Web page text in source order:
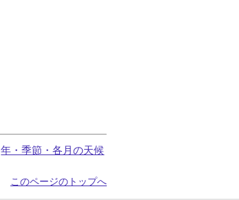
年・季節・各月の天候
このページのトップへ